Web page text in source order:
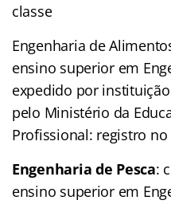
classe
Engenharia de
ensino superior em
expedido por
pelo Ministério da
Profissional: registro
Engenharia de Pesca:
ensino superior em